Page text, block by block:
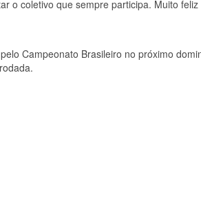
o coletivo que sempre participa. Muito
Campeonato Brasileiro no próximo